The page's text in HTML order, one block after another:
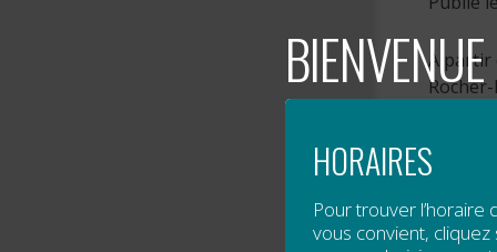
À partir
ET
HORAIRES
Pour trouver
vous convient, cliquez